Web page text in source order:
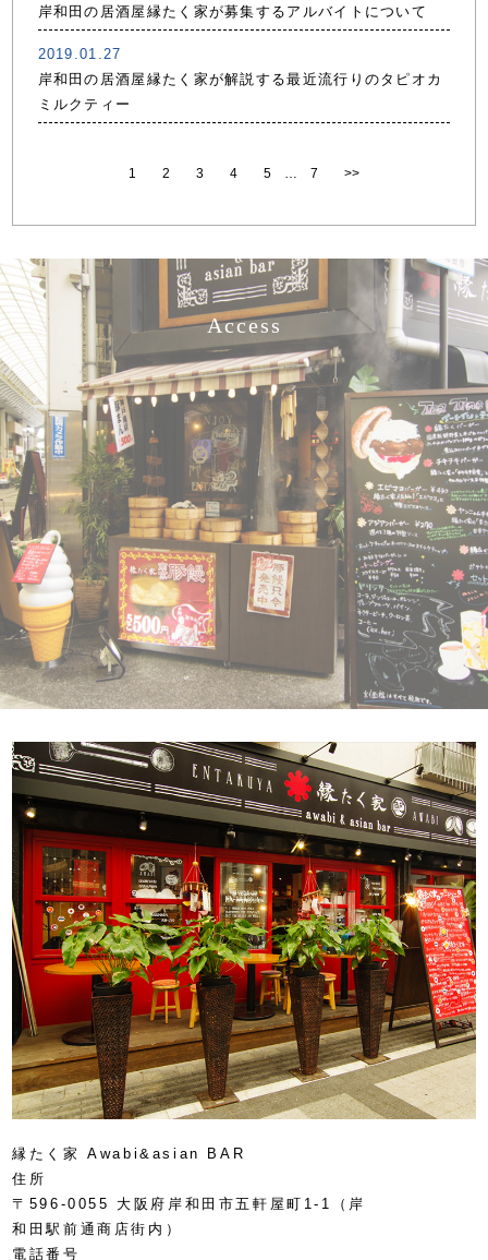
岸和田の居酒屋縁たく家が募集するアルバイトについて
2019.01.27
岸和田の居酒屋縁たく家が解説する最近流行りのタピオカ
ミルクティー
1 2 3 4 5 … 7 >>
Access
縁たく家 Awabi&asian BAR
住所
〒596-0055 大阪府岸和田市五軒屋町1-1（岸
和田駅前通商店街内）
電話番号